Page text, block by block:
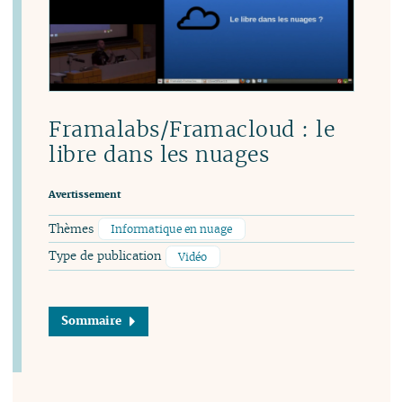
Framalabs/Framacloud : le
libre dans les nuages
Avertissement
Thèmes Informatique en nuage
Type de publication Vidéo
Sommaire